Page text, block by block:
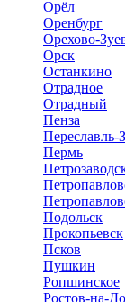
Орёл
Оренбург
Орехово-
Орск
Останкино
Отрадное
Отрадный
Пенза
Переславль-
Пермь
Подольск
Прокопьевск
Псков
Пушкин
Ропшинское
Ростов-на-